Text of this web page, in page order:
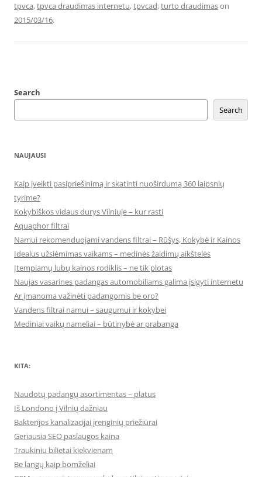
tpvca,tpvca draudimas internetu,tpvcad,turto draudimason
2015/03/16.
Search
Search
NAUJAUSI
Kaip įveikti pasipriešinimą ir skatinti nuoširdumą 360 laipsnių
tyrime?
Kokybiškos vidaus durys Vilniuje – kur rasti
Aquaphor filtrai
Namui rekomenduojami vandens filtrai – Rūšys, Kokybė ir Kainos
Idealus užsiėmimas vaikams – medinės žaidimų aikštelės
Įtempiamų lubų kainos rodiklis – ne tik plotas
Naujas vasarines padangas automobiliams galima įsigyti internetu
Ar įmanoma važinėti padangomis be oro?
Vandens filtrai namui – saugumui ir kokybei
Mediniai vaikų nameliai – būtinybė ar prabanga
KITA:
Naudotų padangų asortimentas – platus
Iš Londono į Vilnių dažniau
Bakterijos kanalizacijai įrenginių priežiūrai
Geriausia SEO paslaugos kaina
Traukiniu bilietai kiekvienam
Be langų kaip bomželiai